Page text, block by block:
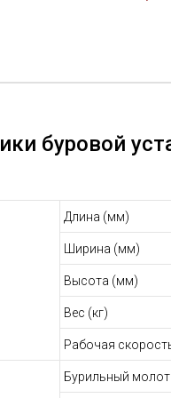
в
буровой
Длина (мм)
Ширина (мм)
Высота (мм)
Вес (кг)
Рабочая
Бурильный молот